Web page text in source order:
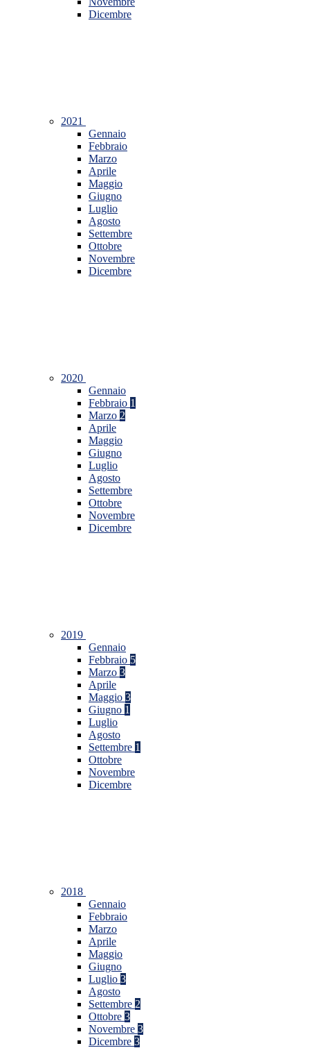
Dicembre
2021
Gennaio
Febbraio
Marzo
Aprile
Maggio
Giugno
Luglio
Agosto
Settembre
Ottobre
Novembre
Dicembre
2020
Gennaio
Febbraio 1
Marzo 2
Aprile
Maggio
Giugno
Luglio
Agosto
Settembre
Ottobre
Novembre
Dicembre
2019
Gennaio
Febbraio 5
Marzo 3
Aprile
Maggio 3
Giugno 1
Luglio
Agosto
Settembre 1
Ottobre
Novembre
Dicembre
2018
Gennaio
Febbraio
Marzo
Aprile
Maggio
Giugno
Luglio 3
Agosto
Settembre 2
Ottobre 3
Novembre 3
Dicembre 3